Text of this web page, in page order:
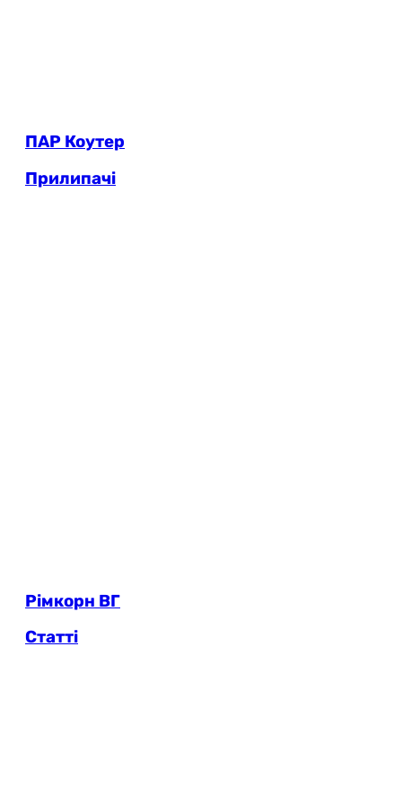
ПАР Коутер
Прилипачі
Рімкорн ВГ
Статті